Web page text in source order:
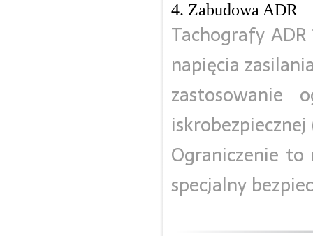
4. Zabudowa ADR
Tachografy
napięcia
zastosowanie
iskrobezpiecznej
Ograniczenie
specjalny